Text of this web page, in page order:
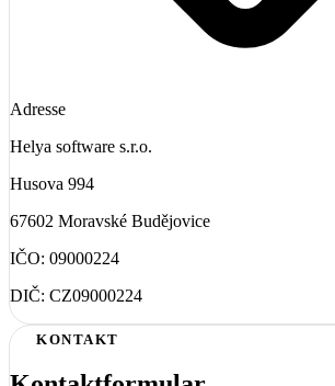
Adresse
Helya software s.r.o.
Husova 994
67602 Moravské Budějovice
IČO: 09000224
DIČ: CZ09000224
KONTAKT